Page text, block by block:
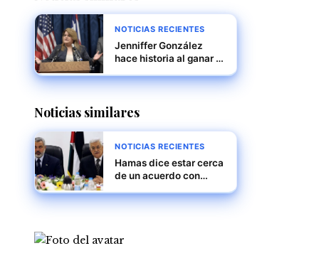
NOTICIAS RECIENTES
Jenniffer González
hace historia al ganar la
Rico en unas
por resultados inéditos
Noticias similares
NOTICIAS RECIENTES
Hamas dice estar cerca
de un acuerdo con
diferencias importantes